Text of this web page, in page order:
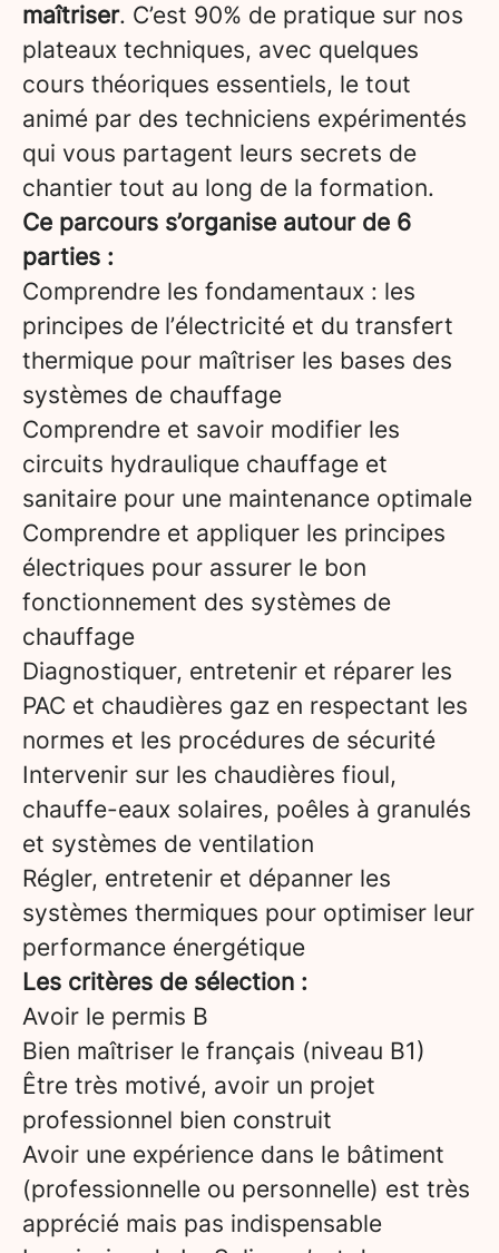
maîtriser. C’est 90% de pratique sur nos
plateaux techniques, avec quelques
cours théoriques essentiels, le tout
animé par des techniciens expérimentés
qui vous partagent leurs secrets de
chantier tout au long de la formation.
Ce parcours s’organise autour de 6
parties :
Comprendre les fondamentaux : les
principes de l’électricité et du transfert
thermique pour maîtriser les bases des
systèmes de chauffage
Comprendre et savoir modifier les
circuits hydraulique chauffage et
sanitaire pour une maintenance optimale
Comprendre et appliquer les principes
électriques pour assurer le bon
fonctionnement des systèmes de
chauffage
Diagnostiquer, entretenir et réparer les
PAC et chaudières gaz en respectant les
normes et les procédures de sécurité
Intervenir sur les chaudières fioul,
chauffe-eaux solaires, poêles à granulés
et systèmes de ventilation
Régler, entretenir et dépanner les
systèmes thermiques pour optimiser leur
performance énergétique
Les critères de sélection :
Avoir le permis B
Bien maîtriser le français (niveau B1)
Être très motivé, avoir un projet
professionnel bien construit
Avoir une expérience dans le bâtiment
(professionnelle ou personnelle) est très
apprécié mais pas indispensable